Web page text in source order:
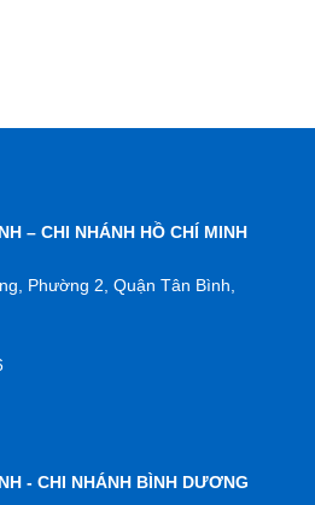
– CHI NHÁNH HỒ CHÍ MINH
Phường 2, Quận Tân Bình,
- CHI NHÁNH BÌNH DƯƠNG